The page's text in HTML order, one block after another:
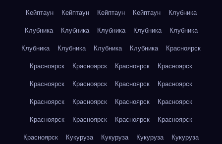
Кейптаун
Кейптаун Кейптаун Кейптаун
Клубника
Клубника
Клубника Клубника Клубника
Клубника
Клубника
Клубника Клубника Клубника
Красноярск
Красноярск
Красноярск Красноярск
Красноярск
Красноярск
Красноярск Красноярск
Красноярск
Красноярск
Красноярск Красноярск
Красноярск
Красноярск
Красноярск Красноярск
Красноярск
Красноярск
Кукуруза Кукуруза Кукуруза
Кукуруза